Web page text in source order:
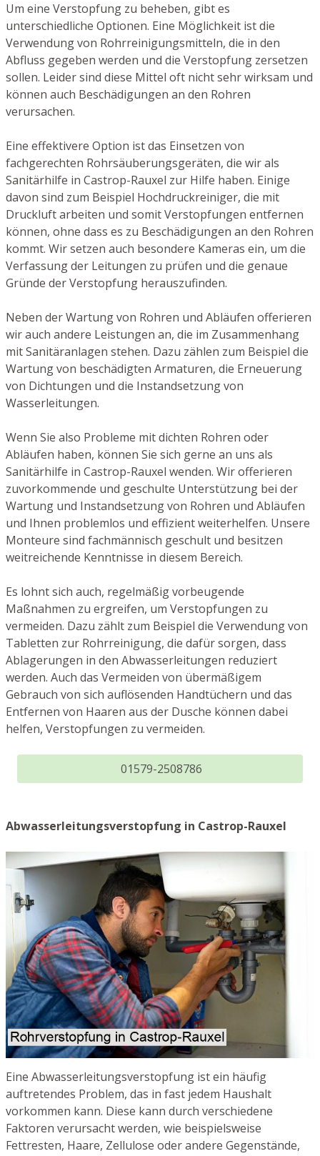
Um eine Verstopfung zu beheben, gibt es
unterschiedliche Optionen. Eine Möglichkeit ist die
Verwendung von Rohrreinigungsmitteln, die in den
Abfluss gegeben werden und die Verstopfung zersetzen
sollen. Leider sind diese Mittel oft nicht sehr wirksam und
können auch Beschädigungen an den Rohren
verursachen.
Eine effektivere Option ist das Einsetzen von
fachgerechten Rohrsäuberungsgeräten, die wir als
Sanitärhilfe in Castrop-Rauxel zur Hilfe haben. Einige
davon sind zum Beispiel Hochdruckreiniger, die mit
Druckluft arbeiten und somit Verstopfungen entfernen
können, ohne dass es zu Beschädigungen an den Rohren
kommt. Wir setzen auch besondere Kameras ein, um die
Verfassung der Leitungen zu prüfen und die genaue
Gründe der Verstopfung herauszufinden.
Neben der Wartung von Rohren und Abläufen offerieren
wir auch andere Leistungen an, die im Zusammenhang
mit Sanitäranlagen stehen. Dazu zählen zum Beispiel die
Wartung von beschädigten Armaturen, die Erneuerung
von Dichtungen und die Instandsetzung von
Wasserleitungen.
Wenn Sie also Probleme mit dichten Rohren oder
Abläufen haben, können Sie sich gerne an uns als
Sanitärhilfe in Castrop-Rauxel wenden. Wir offerieren
zuvorkommende und geschulte Unterstützung bei der
Wartung und Instandsetzung von Rohren und Abläufen
und Ihnen problemlos und effizient weiterhelfen. Unsere
Monteure sind fachmännisch geschult und besitzen
weitreichende Kenntnisse in diesem Bereich.
Es lohnt sich auch, regelmäßig vorbeugende
Maßnahmen zu ergreifen, um Verstopfungen zu
vermeiden. Dazu zählt zum Beispiel die Verwendung von
Tabletten zur Rohrreinigung, die dafür sorgen, dass
Ablagerungen in den Abwasserleitungen reduziert
werden. Auch das Vermeiden von übermäßigem
Gebrauch von sich auflösenden Handtüchern und das
Entfernen von Haaren aus der Dusche können dabei
helfen, Verstopfungen zu vermeiden.
01579-2508786
Abwasserleitungsverstopfung in Castrop-Rauxel
Eine Abwasserleitungsverstopfung ist ein häufig
auftretendes Problem, das in fast jedem Haushalt
vorkommen kann. Diese kann durch verschiedene
Faktoren verursacht werden, wie beispielsweise
Fettresten, Haare, Zellulose oder andere Gegenstände,